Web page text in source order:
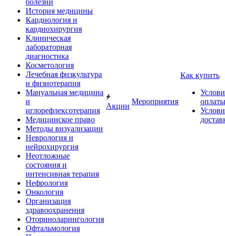
болезни
История медицины
Кардиология и
кардиохирургия
Клиническая
лабораторная
диагностика
Косметология
Лечебная физкультура
и физиотерапия
Мануальная медицина
и
иглорефлексотерапия
Медицинское право
Методы визуализации
Неврология и
нейрохирургия
Неотложные
состояния и
интенсивная терапия
Нефрология
Онкология
Организация
здравоохранения
Оториноларингология
Офтальмология
Акции
Мероприятия
Как купить
оплаты